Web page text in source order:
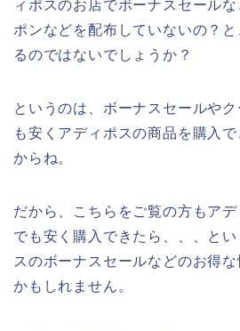
ィポスのお店でボーナスセール
ポンなどを配布していないの？
るのではないでしょうか？
というのは、ボーナスセールや
も安くアディポスの商品を購入
からね。
だから、こちらをご覧の方もア
でも安く購入できたら、、、と
スのボーナスセールなどのお得
かもしれません。